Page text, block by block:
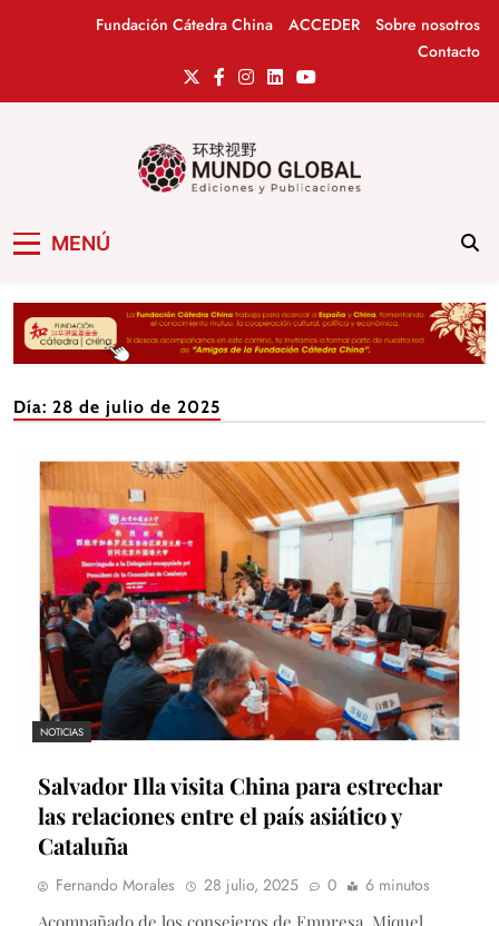
Fundación Cátedra China ACCEDER
Sobre nosotros
Contacto
MENÚ
Día: 28 de julio de 2025
NOTICIAS
Salvador Illa visita China para estrechar
las relaciones entre el país asiático y
Cataluña
Fernando Morales 28 julio, 2025 0
6 minutos
Acompañado de los consejeros de Empresa, Miquel